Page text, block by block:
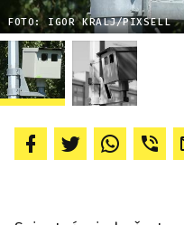
FOTO: IGOR KRALJ/PIXSELL